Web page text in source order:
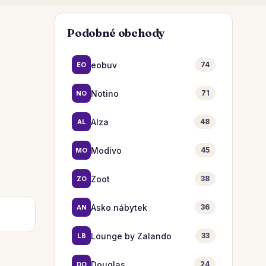
Podobné obchody
EO eobuv 74
NO Notino 71
AL Alza 48
MO Modivo 45
ZO Zoot 38
AN Asko nábytek 36
LB Lounge by Zalando 33
DO 24